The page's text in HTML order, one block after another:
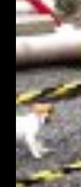
Name:
E-Mail-Adresse (optional):
Kommentar:
Alle HTML-Tags außer
URLs werden